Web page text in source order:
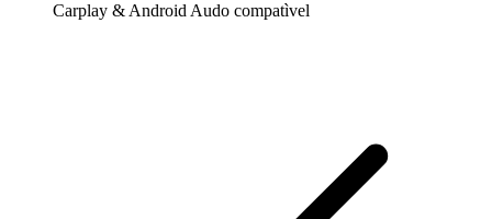
Carplay & Android Audo compatìvel